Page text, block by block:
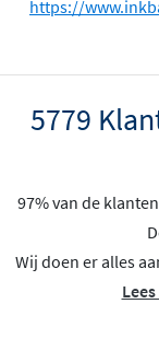
https://
5779
97% van de
Wij doen er alles